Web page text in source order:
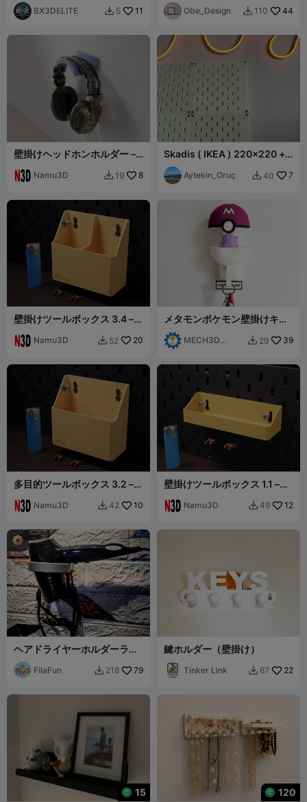
BX3DELITE  5 11 Obe_Design  110 44
壁掛けヘッドホンホルダー –
ンガーNamu3D  19 8
Skadis ( IKEA ) 220x220 +
280x280 with mounted
Aytekin_Oruç  40 7
壁掛けツールボックス 3.4 –
Namu3D  52 20
メタモンポケモン壁掛けキー
ホルダー ホーム用 - メタモン
とマスターボール
MECH3D
 29 39
多目的ツールボックス 3.2 –
Namu3D  42 10
壁掛けツールボックス 1.1 –
Namu3D  49 12
ヘアドライヤーホルダーラッ
ク
FilaFun  218 79
鍵ホルダー（壁掛け）
Tinker Link  67 22
15 120